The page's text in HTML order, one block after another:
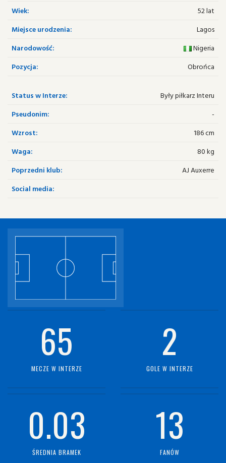
Wiek:
52 lat
Miejsce urodzenia:
Lagos
Narodowość:
Nigeria
Pozycja:
Obrońca
Status w Interze:
Były piłkarz Interu
Pseudonim:
-
Wzrost:
186 cm
Waga:
80 kg
Poprzedni klub:
AJ Auxerre
Social media:
65
MECZE W INTERZE
2
GOLE W INTERZE
0.03
ŚREDNIA BRAMEK
13
FANÓW